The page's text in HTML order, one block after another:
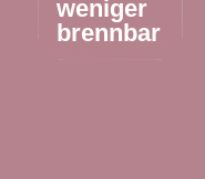
weniger
brennbar